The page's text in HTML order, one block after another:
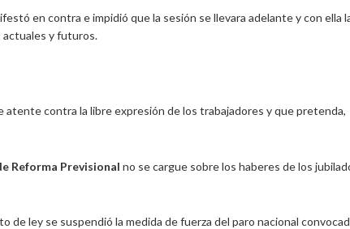
en contra e impidió que la sesión se llevara adelante y con ella
actuales y futuros.
atente contra la libre expresión de los trabajadores y que pretenda,
Reforma Previsional no se cargue sobre los haberes de los
ley se suspendió la medida de fuerza del paro nacional